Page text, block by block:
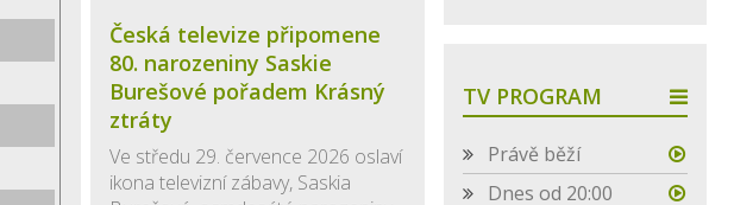
Česká televize připomene
80. narozeniny Saskie
Burešové pořadem Krásný
ztráty
Ve středu 29. července 2026 oslaví
ikona televizní zábavy, Saskia
TV PROGRAM
Právě běží
Dnes od 20:00